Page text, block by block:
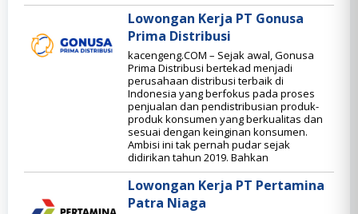
Lowongan Kerja PT Gonusa
Prima Distribusi
kacengeng.COM – Sejak awal, Gonusa
Prima Distribusi bertekad menjadi
perusahaan distribusi terbaik di
Indonesia yang berfokus pada proses
penjualan dan pendistribusian produk-
produk konsumen yang berkualitas dan
sesuai dengan keinginan konsumen.
Ambisi ini tak pernah pudar sejak
didirikan tahun 2019. Bahkan
Lowongan Kerja PT Pertamina
Patra Niaga